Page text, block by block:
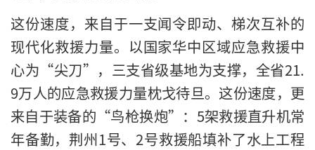
这份速度，来自于一支闻令即动、梯次互补的
现代化救援力量。以国家华中区域应急救援中
心为“尖刀”，三支省级基地为支撑，全省21.
9万人的应急救援力量枕戈待旦。这份速度，更
来自于装备的“鸟枪换炮”：5架救援直升机常
年备勤，荆州1号、2号救援船填补了水上工程